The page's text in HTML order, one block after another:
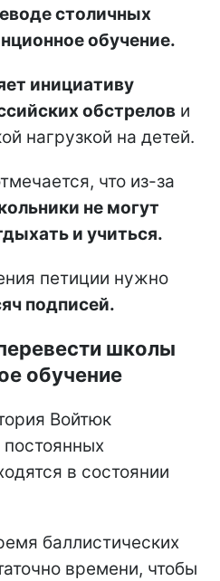
столичных
обучение.
инициативу
обстрелов и
нагрузкой на детей.
что из-за
не могут
и учиться.
петиции нужно
подписей.
школы
обучение
Войтюк
постоянных
в состоянии
баллистических
времени, чтобы